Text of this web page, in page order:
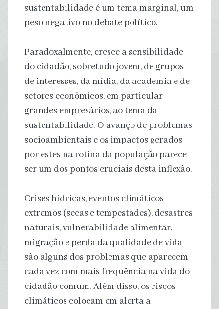
sustentabilidade é um tema marginal, um
peso negativo no debate político.
Paradoxalmente, cresce a sensibilidade
do cidadão, sobretudo jovem, de grupos
de interesses, da mídia, da academia e de
setores econômicos, em particular
grandes empresários, ao tema da
sustentabilidade. O avanço de problemas
socioambientais e os impactos gerados
por estes na rotina da população parece
ser um dos pontos cruciais desta inflexão.
Crises hídricas, eventos climáticos
extremos (secas e tempestades), desastres
naturais, vulnerabilidade alimentar,
migração e perda da qualidade de vida
são alguns dos problemas que aparecem
cada vez com mais frequência na vida do
cidadão comum. Além disso, os riscos
climáticos colocam em alerta a